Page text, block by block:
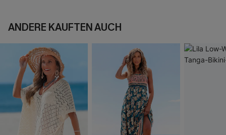
ANDERE KAUFTEN AUCH